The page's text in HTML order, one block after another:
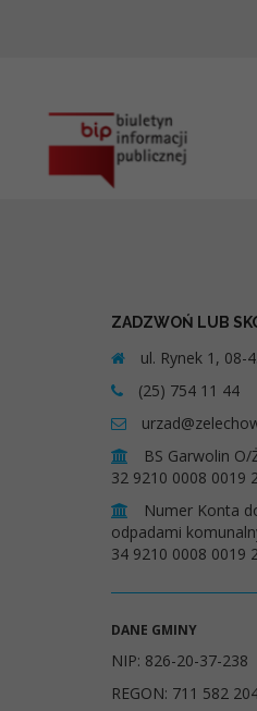
ZADZWOŃ LUB
ul. Rynek 1, 08-
(25) 754 11 44
BS Garwolin
32 9210 0008 0019
Numer Konta
odpadami
34 9210 0008 0019
DANE GMINY
NIP: 826-20-37-238
REGON: 711 582